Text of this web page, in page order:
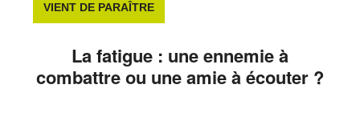
VIENT DE PARAÎTRE
La fatigue : une ennemie à
combattre ou une amie à écouter ?